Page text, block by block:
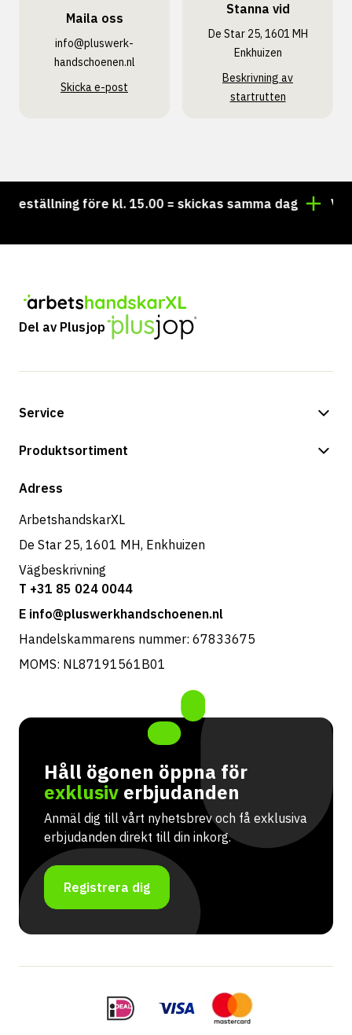
Maila oss
info@pluswerk­
handschoenen.nl
Skicka e-post
Stanna vid
De Star 25, 1601 MH
Enkhuizen
Beskrivning av
startrutten
före kl. 15.00 = skickas samma dag Vill du
Del av Plusjop
Service
Betalningsalternativ
Returer & service
Produktsortiment
Butik
Adress
ArbetshandskarXL
De Star 25, 1601 MH, Enkhuizen
Vägbeskrivning
T +31 85 024 0044
E info@pluswerkhandschoenen.nl
Handelskammarens nummer: 67833675
MOMS: NL87191561B01
Håll ögonen öppna för
exklusiv erbjudanden
Anmäl dig till vårt nyhetsbrev och få exklusiva
erbjudanden direkt till din inkorg.
Registrera dig